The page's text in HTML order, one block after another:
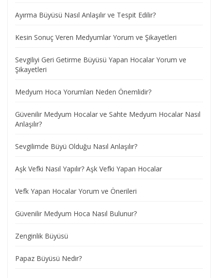
Ayırma Büyüsü Nasıl Anlaşılır ve Tespit Edilir?
Kesin Sonuç Veren Medyumlar Yorum ve Şikayetleri
Sevgiliyi Geri Getirme Büyüsü Yapan Hocalar Yorum ve
Şikayetleri
Medyum Hoca Yorumları Neden Önemlidir?
Güvenilir Medyum Hocalar ve Sahte Medyum Hocalar Nasıl
Anlaşılır?
Sevgilimde Büyü Olduğu Nasıl Anlaşılır?
Aşk Vefki Nasıl Yapılır? Aşk Vefki Yapan Hocalar
Vefk Yapan Hocalar Yorum ve Önerileri
Güvenilir Medyum Hoca Nasıl Bulunur?
Zenginlik Büyüsü
Papaz Büyüsü Nedir?